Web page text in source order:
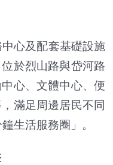
心及配套基礎設施
於烈山路與岱河路
心、文體中心、便
滿足周邊居民不同
生活服務圈」。